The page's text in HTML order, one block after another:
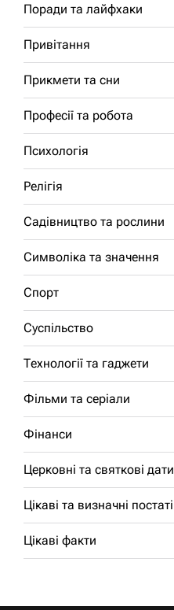
Поради та лайфхаки
Привітання
Прикмети та сни
Професії та робота
Психологія
Релігія
Садівництво та рослини
Символіка та значення
Спорт
Суспільство
Технології та гаджети
Фільми та серіали
Фінанси
Церковні та святкові дати
Цікаві та визначні постаті
Цікаві факти